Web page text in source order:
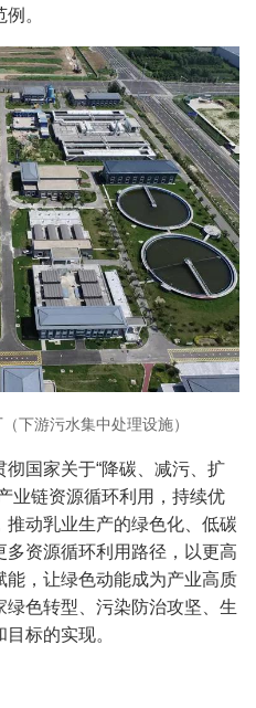
。
下游污水集中处理设施）
国家关于“降碳、减污、扩
业链资源循环利用，持续优
动乳业生产的绿色化、低碳
资源循环利用路径，以更高
，让绿色动能成为产业高质
色转型、污染防治攻坚、生
标的实现。